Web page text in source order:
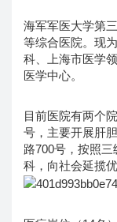
海军军医大学第
等综合医院。现
科、上海市医学
医学中心。
目前医院有两个
号，主要开展肝
路700号，按照
科，向社会延揽